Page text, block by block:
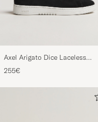
Axel Arigato Dice Laceless
Suede Sneaker Black
255€